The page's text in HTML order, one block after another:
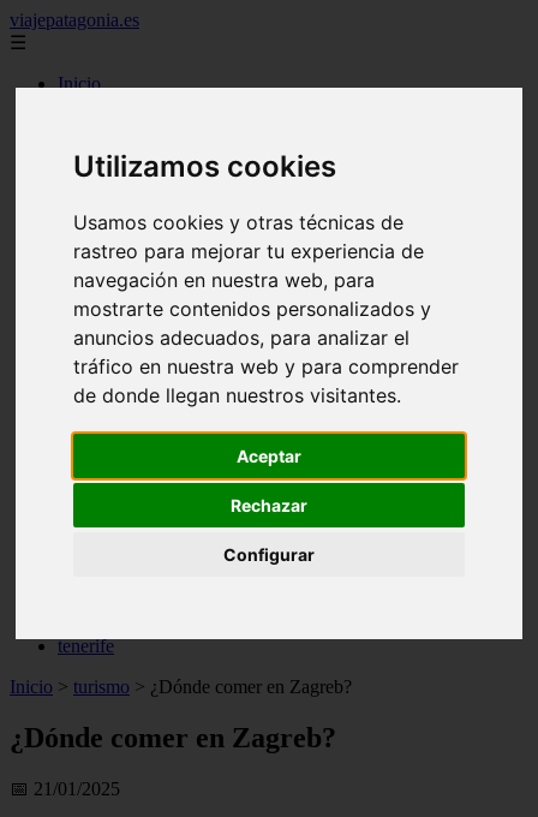
Utilizamos cookies
Usamos cookies y otras técnicas de
rastreo para mejorar tu experiencia de
navegación en nuestra web, para
mostrarte contenidos personalizados y
anuncios adecuados, para analizar el
tráfico en nuestra web y para comprender
de donde llegan nuestros visitantes.
Aceptar
Rechazar
Configurar
viajepatagonia.es
☰
Inicio
benidorm
c cordoba
c entre rios
c generalidades del pais
c mendoza
c neuquen
c provincias
c rio negro
c santa fe
c tierra de fuego
c tucuman
c zona austral
category
tenerife
Inicio > turismo > ¿Dónde comer en Zagreb?
¿Dónde comer en Zagreb?
📅 21/01/2025